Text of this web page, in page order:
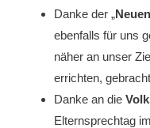
Danke der „
ebenfalls für uns
näher an unser
errichten,
Danke an die
Elternsprechtag